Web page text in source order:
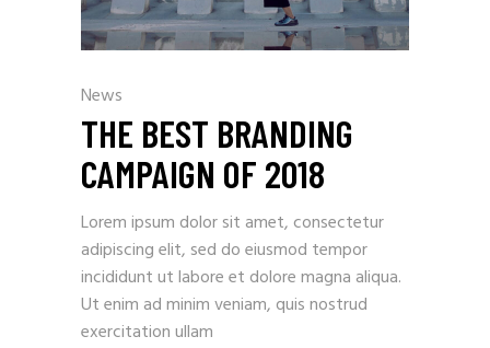
News
THE BEST BRANDING
CAMPAIGN OF 2018
Lorem ipsum dolor sit amet, consectetur
adipiscing elit, sed do eiusmod tempor
incididunt ut labore et dolore magna aliqua.
Ut enim ad minim veniam, quis nostrud
exercitation ullam